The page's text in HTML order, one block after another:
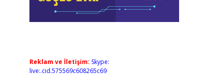
Reklam ve İletişim: Skype:
live:.cid.575569c608265c69